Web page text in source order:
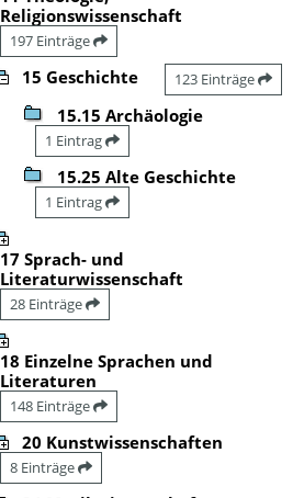
Religionswissenschaft
197 Einträge
15 Geschichte 123 Einträge
15.15 Archäologie
1 Eintrag
15.25 Alte Geschichte
1 Eintrag
17 Sprach- und
Literaturwissenschaft
28 Einträge
18 Einzelne Sprachen und
Literaturen
148 Einträge
20 Kunstwissenschaften
8 Einträge